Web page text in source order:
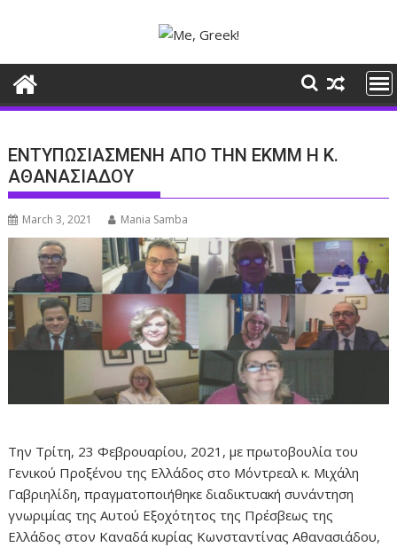
ΕΝΤΥΠΩΣΙΑΣΜΕΝΗ ΑΠΟ ΤΗΝ ΕΚΜΜ Η Κ.
ΑΘΑΝΑΣΙΑΔΟΥ
March 3, 2021 Mania Samba
Την Τρίτη, 23 Φεβρουαρίου, 2021, με πρωτοβουλία του
Γενικού Προξένου της Ελλάδος στο Μόντρεαλ κ. Μιχάλη
Γαβριηλίδη, πραγματοποιήθηκε διαδικτυακή συνάντηση
γνωριμίας της Αυτού Εξοχότητος της Πρέσβεως της
Ελλάδος στον Καναδά κυρίας Κωνσταντίνας Αθανασιάδου,